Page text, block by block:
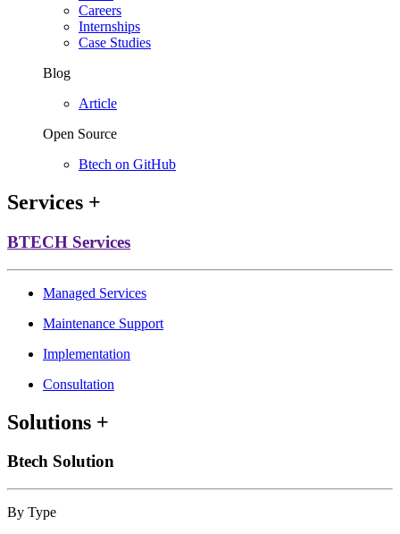
Careers
Internships
Case Studies
Blog
Article
Open Source
Btech on GitHub
Services +
BTECH Services
Managed Services
Maintenance Support
Implementation
Consultation
Solutions +
Btech Solution
By Type